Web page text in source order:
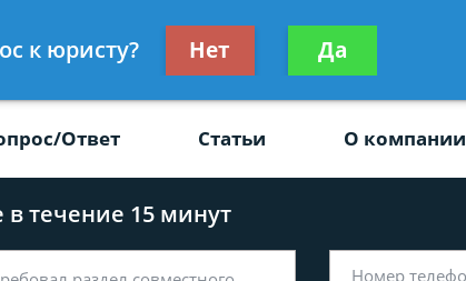
Получите консультацию
бесплатно
Ответ Статьи О компании
в течение 15 минут
к юристу? Нет Да